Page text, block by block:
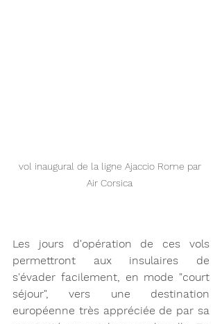
vol inaugural de la ligne Ajaccio Rome par
Air Corsica
Les jours d'opération de ces vols
permettront aux insulaires de
s'évader facilement, en mode "court
séjour", vers une destination
européenne très appréciée de par sa